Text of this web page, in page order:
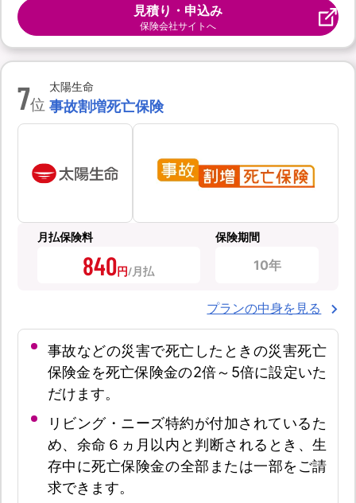
見積り・申込み
保険会社サイトへ
7位
太陽生命
事故割増死亡保険
月払保険料
840円
保険期間
10年
プランの中身を見る
事故などの災害で死亡したときの災害死亡
保険金を死亡保険金の2倍～5倍に設定いた
だけます。
リビング・ニーズ特約が付加されているた
め、余命６ヵ月以内と判断されるとき、生
存中に死亡保険金の全部または一部をご請
求できます。